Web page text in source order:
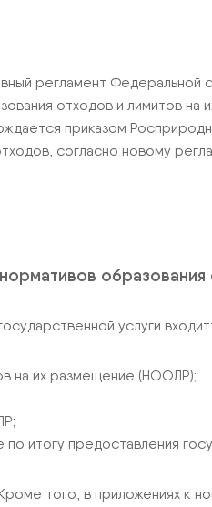
регламент
отходов и лимитов
приказом
согласно новому
услуги входит:
на их размещение (НООЛР);
итогу предоставления
того, в приложениях к